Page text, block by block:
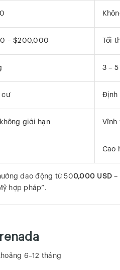
– $200,000 Tối
3 –
cư Định
giới hạn Vĩnh
Cao
dao động từ 500,000 USD –
hợp pháp”.
6–12 tháng